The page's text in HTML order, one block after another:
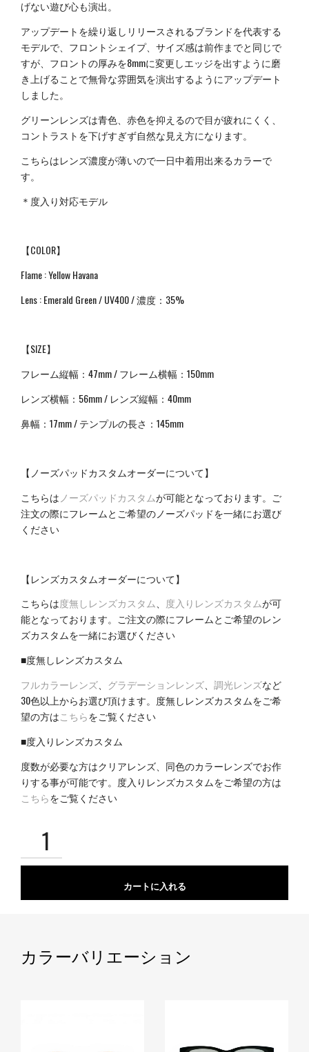
げない遊び心も演出。
アップデートを繰り返しリリースされるブランドを代表する
モデルで、フロントシェイプ、サイズ感は前作までと同じで
すが、フロントの厚みを8mmに変更しエッジを出すように磨
き上げることで無骨な雰囲気を演出するようにアップデート
しました。
グリーンレンズは青色、赤色を抑えるので目が疲れにくく、
コントラストを下げすぎず自然な見え方になります。
こちらはレンズ濃度が薄いので一日中着用出来るカラーで
す。
＊度入り対応モデル
【COLOR】
Flame : Yellow Havana
Lens : Emerald Green / UV400 / 濃度：35%
【SIZE】
フレーム縦幅：47mm / フレーム横幅：150mm
レンズ横幅：56mm / レンズ縦幅：40mm
鼻幅： 17mm /テンプルの長さ： 145mm
【ノーズパッドカスタムオーダーについて】
こちらは ノーズパッドカスタムが可能となっております。ご
注文の際にフレームとご希望のノーズパッドを一緒にお選び
ください
【レンズカスタムオーダーについて】
こちらは度無しレンズカスタム、 度入りレンズカスタムが可
能となっております。ご注文の際にフレームとご希望のレン
ズカスタムを一緒にお選びください
■度無しレンズカスタム
フルカラーレンズ
グラデーションレンズ 調光レンズなど
30色以上からお選び頂けます。度無しレンズカスタムをご希
望の方はこちらをご覧ください
■度入りレンズカスタム
度数が必要な方はクリアレンズ、同色のカラーレンズでお作
りする事が可能です。度入りレンズカスタムをご希望の方は
こちらをご覧ください
カートに入れる
カラーバリエーション